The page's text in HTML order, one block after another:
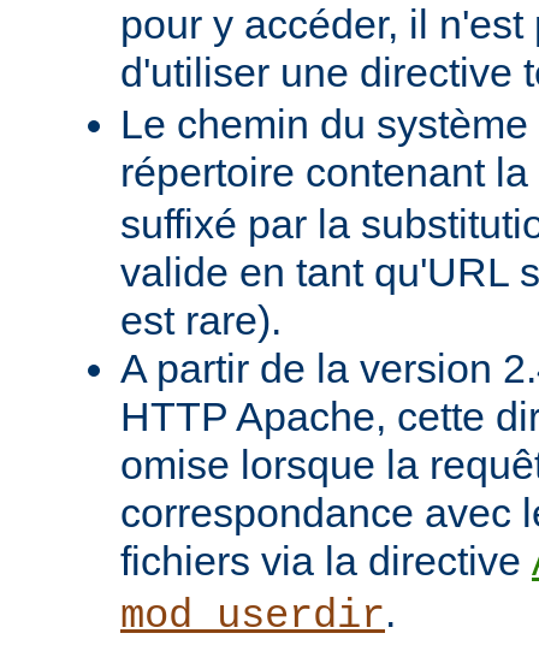
pour y accéder, il
d'utiliser une directive
Le chemin du
répertoire contenant la
suffixé par la
valide en tant qu'URL
est rare).
A partir de la version
HTTP Apache, cette
omise lorsque la
correspondance avec
fichiers via la directive
mod_userdir.